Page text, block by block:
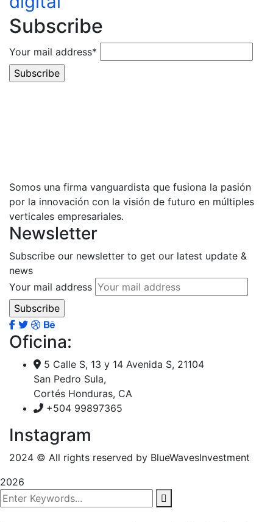
Subscribe
Your mail address*
Somos una firma vanguardista que fusiona la pasión
por la innovación con la visión de futuro en múltiples
verticales empresariales.
Newsletter
Subscribe our newsletter to get our latest update &
news
Your mail address
Oficina:
5 Calle S, 13 y 14 Avenida S, 21104
San Pedro Sula,
Cortés Honduras, CA
+504 99897365
Instagram
2024 © All rights reserved by BlueWavesInvestment
2026